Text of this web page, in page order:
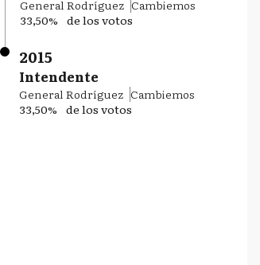
General Rodríguez Cambiemos
33,50% de los votos
2015
Intendente
General Rodríguez Cambiemos
33,50% de los votos